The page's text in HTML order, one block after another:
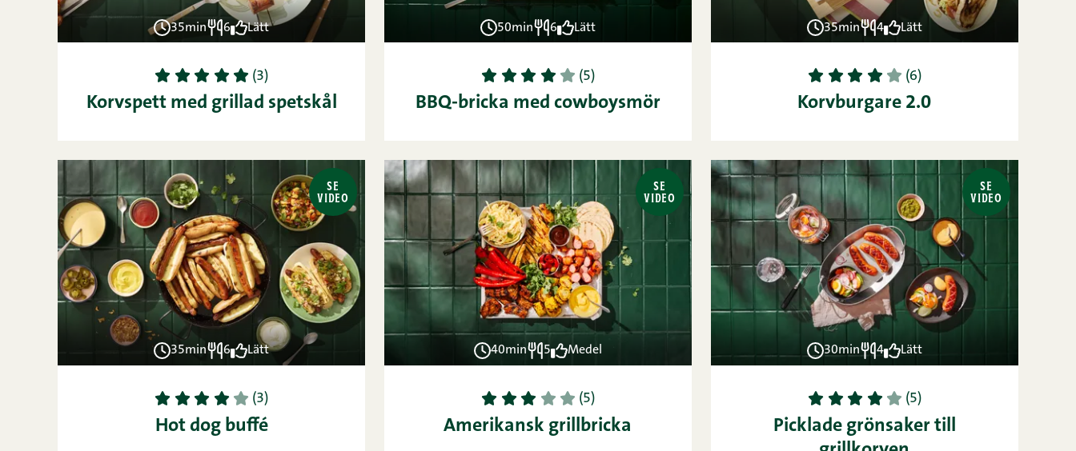
35min 6 Lätt
1 2 3 4 5 (3)
Korvspett med grillad spetskål
50min 6 Lätt
1 2 3 4 5 (5)
BBQ-bricka med cowboysmör
35min 4 Lätt
1 2 3 4 5 (6)
Korvburgare 2.0
SE
VIDEO
35min 6 Lätt
1 2 3 4 5 (3)
Hot dog buffé
SE
VIDEO
40min 5 Medel
1 2 3 4 5 (5)
Amerikansk grillbricka
SE
VIDEO
30min 4 Lätt
1 2 3 4 5 (5)
Picklade grönsaker till